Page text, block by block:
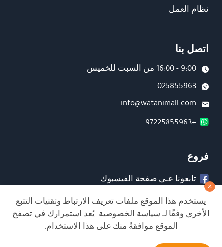
نظام العمل
اتصل بنا
9:00 - 16:00 من السبت للخميس
025855963
info@watanimall.com
+97225855963
فروع
تابعونا على صفحة الفيسبوك
يستخدم هذا الموقع ملفات تعريف الارتباط وتقنيات التتبع
الأخرى وفقًا لـسياسة الخصوصية. يُعد استمرارك في تصفح
الموقع موافقةً منك على هذا الاستخدام.